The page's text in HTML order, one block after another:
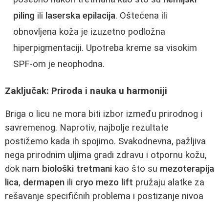
piling ili laserska epilacija. Oštećena ili
obnovljena koža je izuzetno podložna
hiperpigmentaciji. Upotreba kreme sa visokim
SPF-om je neophodna.
Zaključak: Priroda i nauka u harmoniji
Briga o licu ne mora biti izbor između prirodnog i
savremenog. Naprotiv, najbolje rezultate
postižemo kada ih spojimo. Svakodnevna, pažljiva
nega prirodnim uljima gradi zdravu i otpornu kožu,
dok nam biološki tretmani kao što su mezoterapija
lica, dermapen ili cryo mezo lift pružaju alatke za
rešavanje specifičnih problema i postizanje nivoa